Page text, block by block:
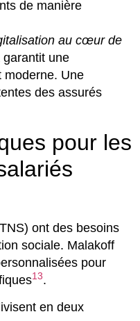
de manière
au cœur de
garantit une
moderne. Une
des assurés
pour les
ont des besoins
sociale. Malakoff
pour
13.
en deux